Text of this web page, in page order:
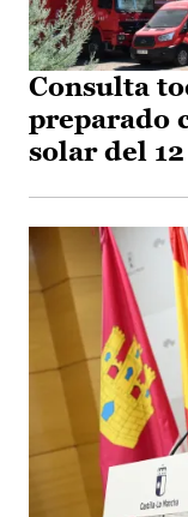
Consulta
preparado
solar del